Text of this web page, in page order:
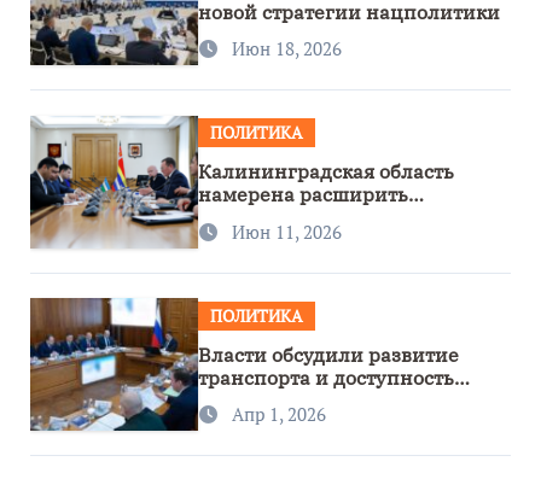
новой стратегии нацполитики
Июн 18, 2026
ПОЛИТИКА
Калининградская область
намерена расширить
сотрудничество с Узбекистаном
Июн 11, 2026
ПОЛИТИКА
Власти обсудили развитие
транспорта и доступность
региона
Апр 1, 2026